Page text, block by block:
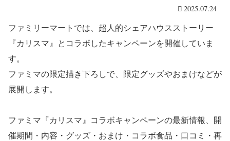
2025.07.24
ファミリーマートでは、超人的シェアハウスストーリー
『カリスマ』とコラボしたキャンペーンを開催していま
す。
ファミマの限定描き下ろしで、限定グッズやおまけなどが
展開します。
ファミマ『カリスマ』コラボキャンペーンの最新情報、開
催期間・内容・グッズ・おまけ・コラボ食品・口コミ・再